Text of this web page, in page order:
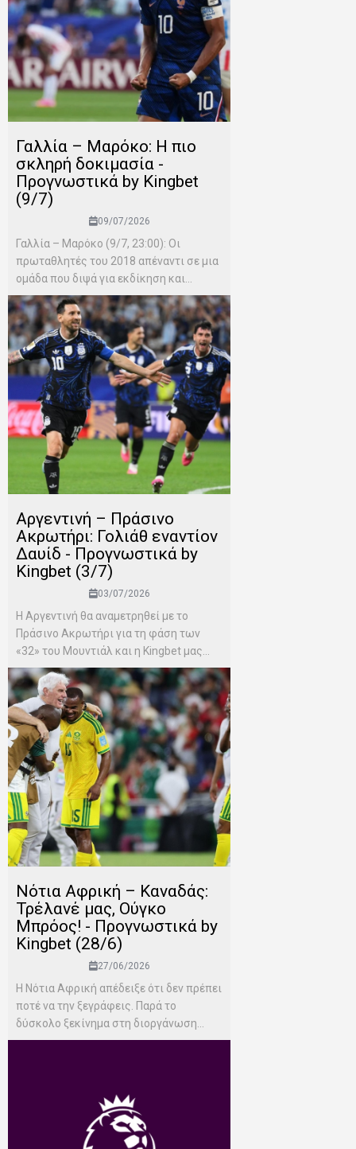
Γαλλία – Μαρόκο: Η πιο
σκληρή δοκιμασία -
Προγνωστικά by Kingbet
(9/7)
09/07/2026
Γαλλία – Μαρόκο (9/7, 23:00): Οι
πρωταθλητές του 2018 απέναντι σε μια
ομάδα που διψά για εκδίκηση και...
Αργεντινή – Πράσινο
Ακρωτήρι: Γολιάθ εναντίον
Δαυίδ - Προγνωστικά by
Kingbet (3/7)
03/07/2026
Η Αργεντινή θα αναμετρηθεί με το
Πράσινο Ακρωτήρι για τη φάση των
«32» του Μουντιάλ και η Kingbet μας...
Νότια Αφρική – Καναδάς:
Τρέλανέ μας, Ούγκο
Μπρόος! - Προγνωστικά by
Kingbet (28/6)
27/06/2026
Η Νότια Αφρική απέδειξε ότι δεν πρέπει
ποτέ να την ξεγράφεις. Παρά το
δύσκολο ξεκίνημα στη διοργάνωση...